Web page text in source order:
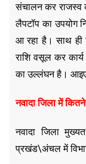
संचालन कर राजस्व
लैपटॉप का उपयोग
आ रहा है। साथ ही
राशि वसूल कर
का उल्लंघन है। आइए
नवादा जिला में
नवादा जिला
प्रखंड\अंचल में